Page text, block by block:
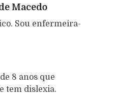
Macedo
Sou enfermeira-
8 anos que
tem dislexia.